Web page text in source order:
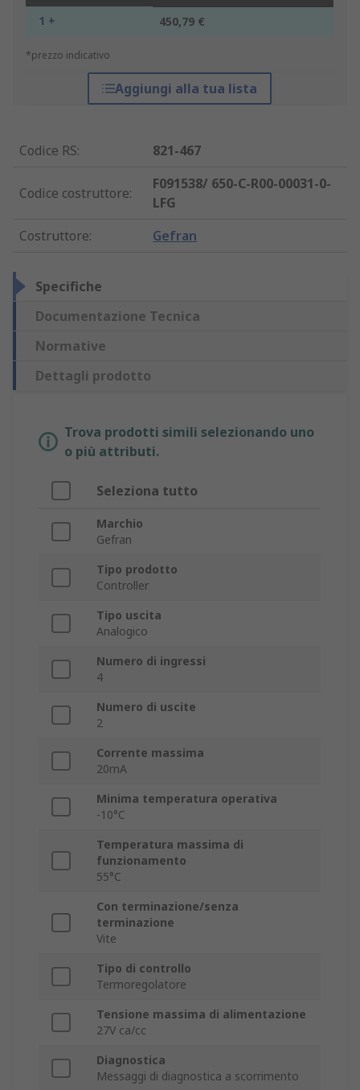
1 + 450,79 €
*prezzo indicativo
Aggiungi alla tua lista
Codice RS: 821-467
Codice costruttore:
F091538/ 650-C-R00-00031-0-
LFG
Costruttore: Gefran
Specifiche
Documentazione Tecnica
Normative
Dettagli prodotto
Trova prodotti simili selezionando uno
o più attributi.
Seleziona tutto
Marchio
Gefran
Tipo prodotto
Controller
Tipo uscita
Analogico
Numero di ingressi
4
Numero di uscite
2
Corrente massima
20mA
Minima temperatura operativa
-10°C
Temperatura massima di
funzionamento
55°C
Con terminazione/senza
terminazione
Vite
Tipo di controllo
Termoregolatore
Tensione massima di alimentazione
27V ca/cc
Diagnostica
Messaggi di diagnostica a scorrimento